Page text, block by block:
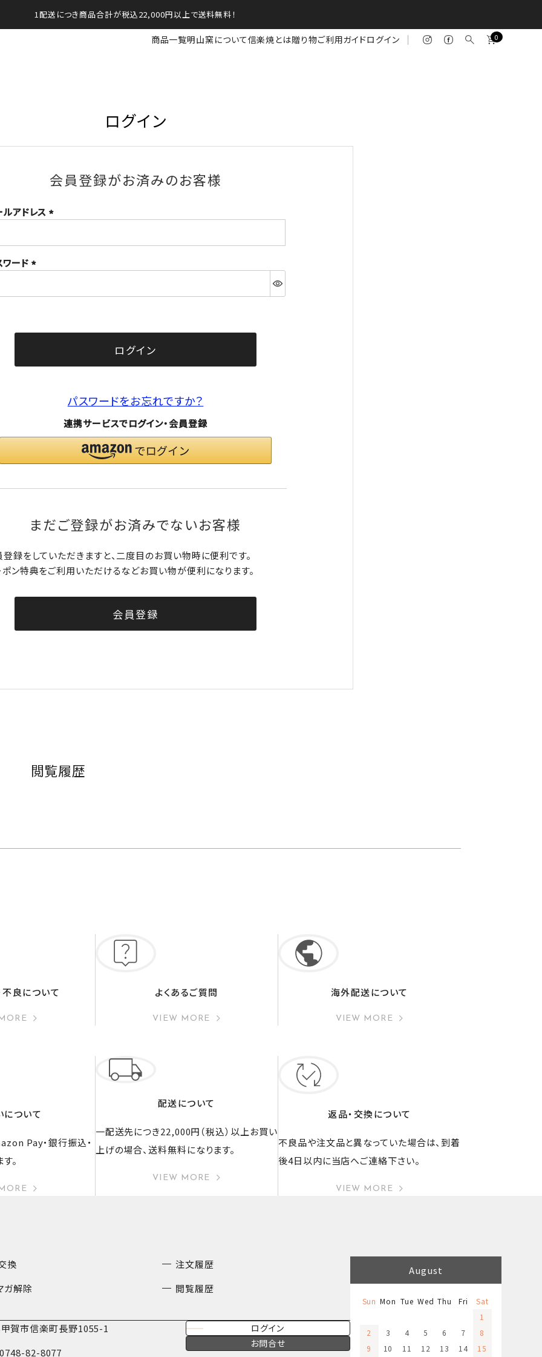
1配送につき商品合計が税込22,000円以上で送料無料！
商品一覧明山窯について信楽焼とは贈り物ご利用ガイドログイン 0
ログイン
会員登録がお済みのお客様
ルアドレス
須)
ワード
須)
ログイン
パスワードをお忘れですか？
連携サービスでログイン・会員登録
まだご登録がお済みでないお客様
録をしていただきますと、二度目のお買い物時に便利です。
ン特典をご利用いただけるなどお買い物が便利になります。
会員登録
閲覧履歴
良について よくあるご質問
VIEW MORE
海外配送について
VIEW MORE
について
Pay・銀行振込・
。
配送について
一配送先につき22,000円（税込）以上お買い
上げの場合、送料無料になります。
VIEW MORE
返品・交換について
不良品や注文品と異なっていた場合は、到着
後4日以内に当店へご連絡下さい。
VIEW MORE
換
注文履歴
ガ解除
閲覧履歴
賀市信楽町長野1055-1
0748-82-8077
ログイン
お問合せ
August
Sun Mon Tue Wed Thu Fri
Sat
1
2
3 4 5 6 7
8
9
10 11 12 13 14 15